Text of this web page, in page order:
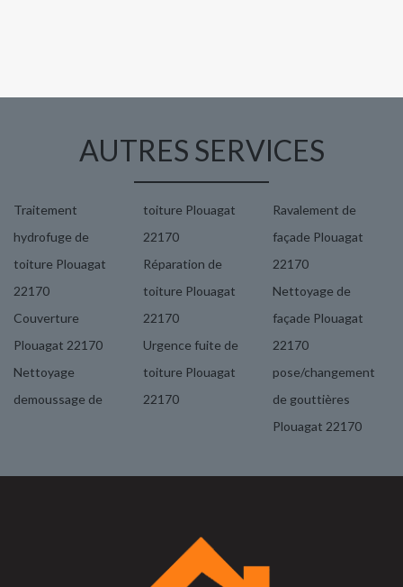
AUTRES SERVICES
Traitement
hydrofuge de
toiture Plouagat
22170
Couverture
Plouagat 22170
Nettoyage
demoussage de
toiture Plouagat
22170
Réparation de
toiture Plouagat
22170
Urgence fuite de
toiture Plouagat
22170
Ravalement de
façade Plouagat
22170
Nettoyage de
façade Plouagat
22170
pose/changement
de gouttières
Plouagat 22170